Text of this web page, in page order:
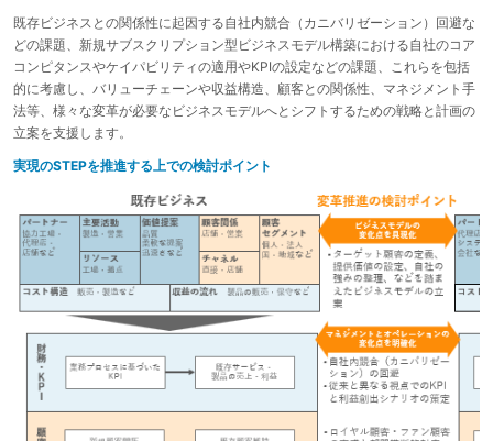
既存ビジネスとの関係性に起因する自社内競合（カニバリゼーション）回避な
どの課題、新規サブスクリプション型ビジネスモデル構築における自社のコア
コンピタンスやケイパビリティの適用やKPIの設定などの課題、これらを包括
的に考慮し、バリューチェーンや収益構造、顧客との関係性、マネジメント手
法等、様々な変革が必要なビジネスモデルへとシフトするための戦略と計画の
立案を支援します。
実現のSTEPを推進する上での検討ポイント